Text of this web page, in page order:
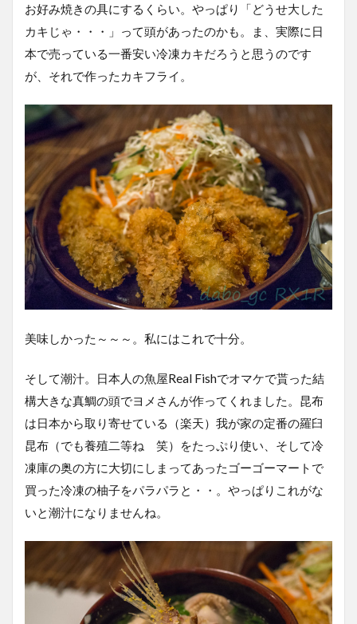
お好み焼きの具にするくらい。やっぱり「どうせ大した
カキじゃ・・・」って頭があったのかも。ま、実際に日
本で売っている一番安い冷凍カキだろうと思うのです
が、それで作ったカキフライ。
美味しかった～～～。私にはこれで十分。
そして潮汁。日本人の魚屋Real Fishでオマケで貰った結
構大きな真鯛の頭でヨメさんが作ってくれました。昆布
は日本から取り寄せている（楽天）我が家の定番の羅臼
昆布（でも養殖二等ね 笑）をたっぷり使い、そして冷
凍庫の奥の方に大切にしまってあったゴーゴーマートで
買った冷凍の柚子をパラパラと・・。やっぱりこれがな
いと潮汁になりませんね。